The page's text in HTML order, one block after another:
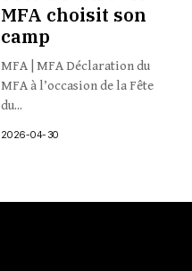
MFA choisit son
camp
MFA | MFA Déclaration du
MFA à l’occasion de la Fête
du...
2026-04-30